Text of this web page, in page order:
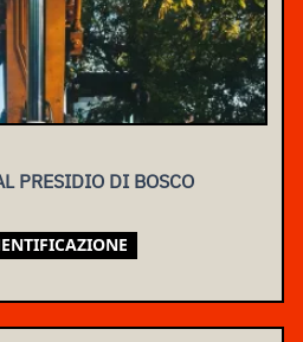
PRESIDIO DI BOSCO